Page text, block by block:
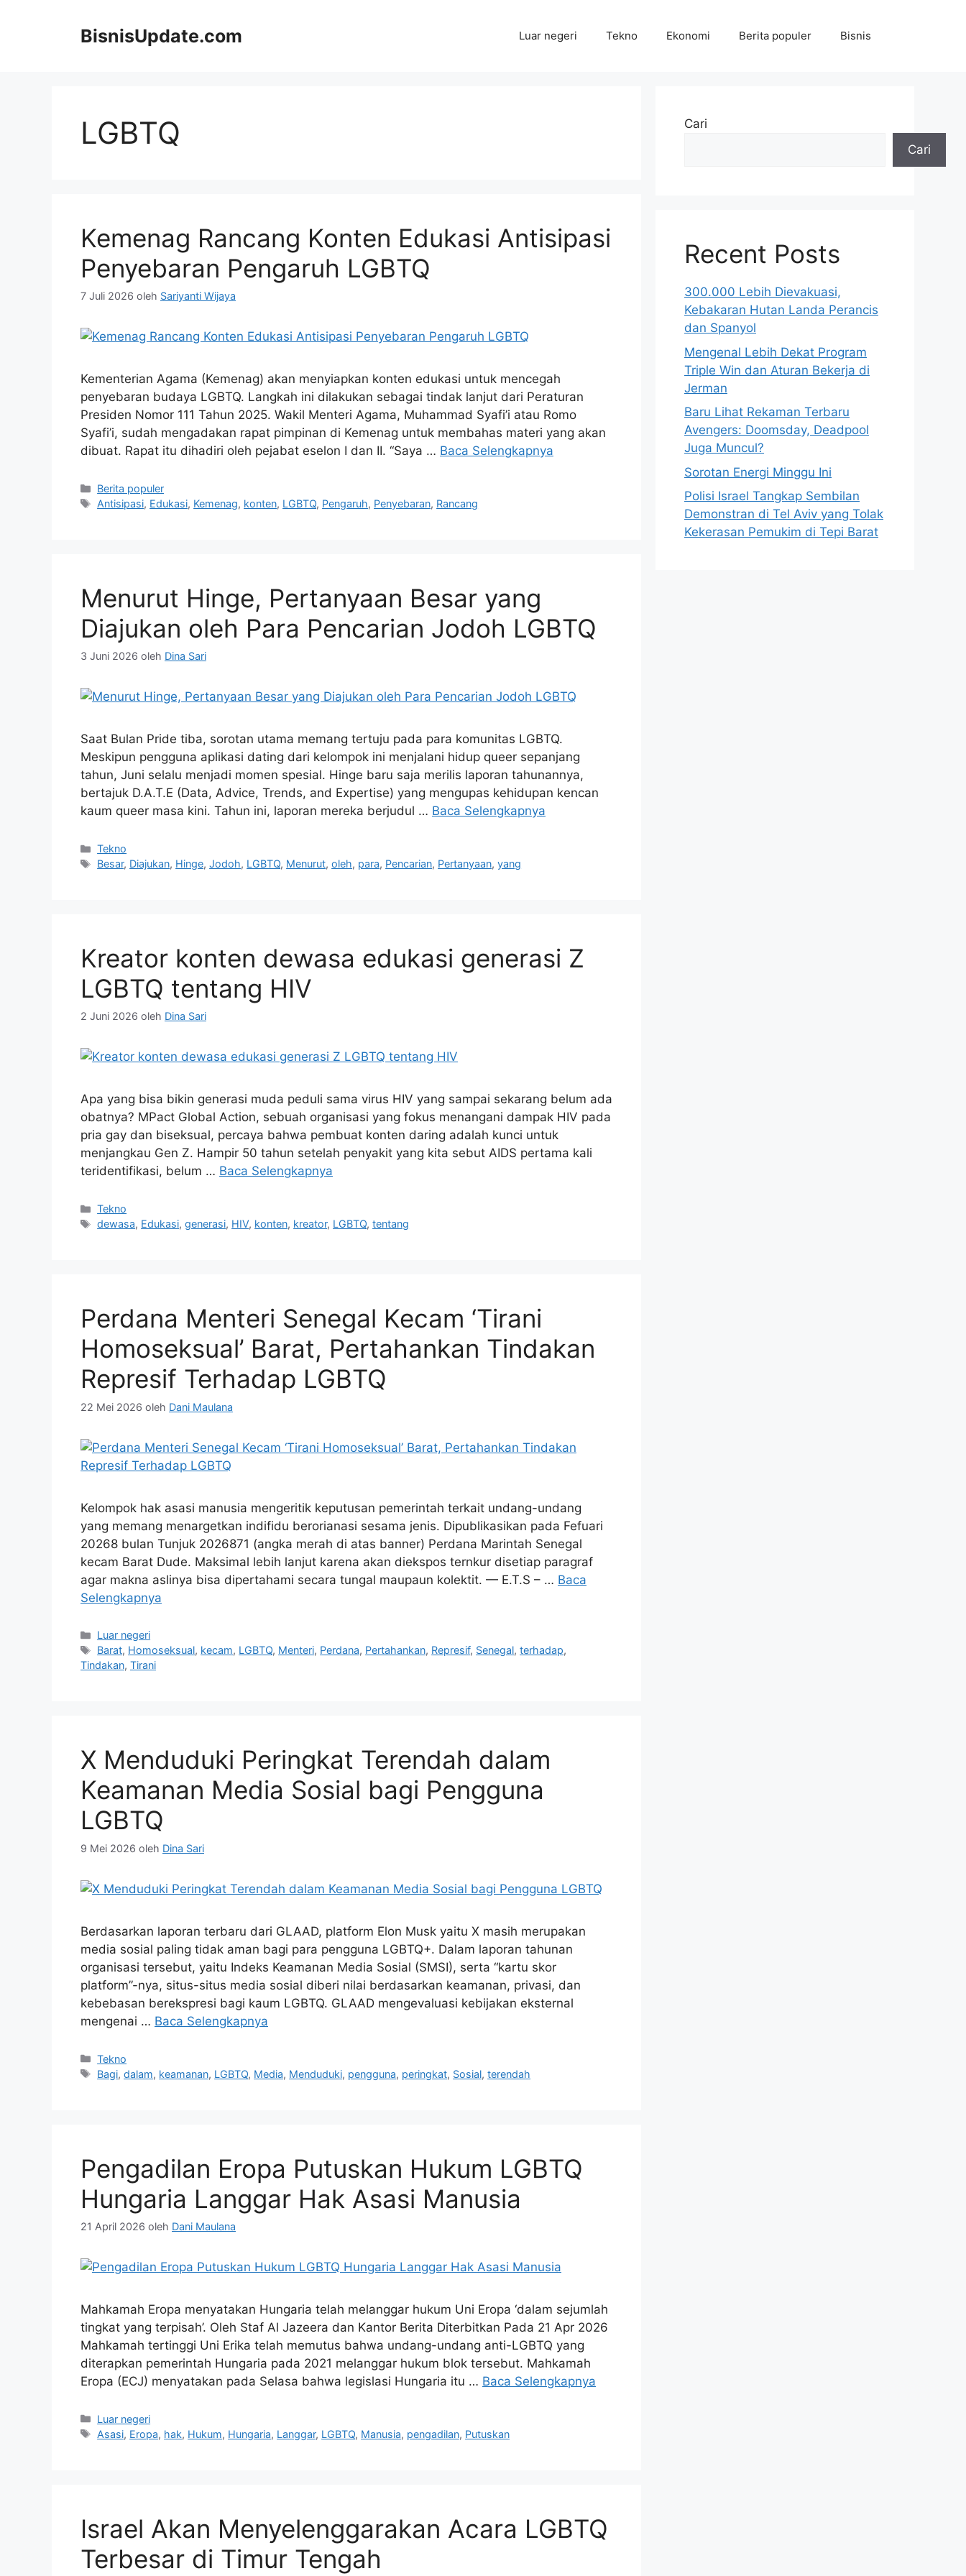
BisnisUpdate.com Luar negeri Tekno Ekonomi Berita populer Bisnis
LGBTQ
Kemenag Rancang Konten Edukasi Antisipasi
Penyebaran Pengaruh LGBTQ
7 Juli 2026 oleh Sariyanti Wijaya
Kementerian Agama (Kemenag) akan menyiapkan konten edukasi untuk mencegah
penyebaran budaya LGBTQ. Langkah ini dilakukan sebagai tindak lanjut dari Peraturan
Presiden Nomor 111 Tahun 2025. Wakil Menteri Agama, Muhammad Syafi’i atau Romo
Syafi’i, sudah mengadakan rapat pimpinan di Kemenag untuk membahas materi yang akan
dibuat. Rapat itu dihadiri oleh pejabat eselon I dan II. “Saya … Baca Selengkapnya
Kategori
Berita populer
Tag
Antisipasi, Edukasi, Kemenag, konten, LGBTQ, Pengaruh, Penyebaran, Rancang
Menurut Hinge, Pertanyaan Besar yang
Diajukan oleh Para Pencarian Jodoh LGBTQ
3 Juni 2026 oleh Dina Sari
Saat Bulan Pride tiba, sorotan utama memang tertuju pada para komunitas LGBTQ.
Meskipun pengguna aplikasi dating dari kelompok ini menjalani hidup queer sepanjang
tahun, Juni selalu menjadi momen spesial. Hinge baru saja merilis laporan tahunannya,
bertajuk D.A.T.E (Data, Advice, Trends, and Expertise) yang mengupas kehidupan kencan
kaum queer masa kini. Tahun ini, laporan mereka berjudul … Baca Selengkapnya
Kategori
Tekno
Tag
Besar, Diajukan, Hinge,Jodoh, LGBTQ, Menurut,oleh, para, Pencarian, Pertanyaan,yang
Kreator konten dewasa edukasi generasi Z
LGBTQ tentang HIV
2 Juni 2026 oleh Dina Sari
Apa yang bisa bikin generasi muda peduli sama virus HIV yang sampai sekarang belum ada
obatnya? MPact Global Action, sebuah organisasi yang fokus menangani dampak HIV pada
pria gay dan biseksual, percaya bahwa pembuat konten daring adalah kunci untuk
menjangkau Gen Z. Hampir 50 tahun setelah penyakit yang kita sebut AIDS pertama kali
teridentifikasi, belum … Baca Selengkapnya
Kategori
Tekno
Tag
dewasa, Edukasi,generasi, HIV, konten, kreator, LGBTQ,tentang
Perdana Menteri Senegal Kecam ‘Tirani
Homoseksual’ Barat, Pertahankan Tindakan
Represif Terhadap LGBTQ
22 Mei 2026 oleh Dani Maulana
Kelompok hak asasi manusia mengeritik keputusan pemerintah terkait undang-undang
yang memang menargetkan indifidu berorianasi sesama jenis. Dipublikasikan pada Fefuari
20268 bulan Tunjuk 2026871 (angka merah di atas banner) Perdana Marintah Senegal
kecam Barat Dude. Maksimal lebih lanjut karena akan diekspos ternkur disetiap paragraf
agar makna aslinya bisa dipertahami secara tungal maupaun kolektit. — E.T.S – … Baca
Selengkapnya
Kategori
Luar negeri
Tag
Barat, Homoseksual, kecam, LGBTQ, Menteri, Perdana, Pertahankan, Represif, Senegal,terhadap,
Tindakan, Tirani
X Menduduki Peringkat Terendah dalam
Keamanan Media Sosial bagi Pengguna
LGBTQ
9 Mei 2026 oleh Dina Sari
Berdasarkan laporan terbaru dari GLAAD, platform Elon Musk yaitu X masih merupakan
media sosial paling tidak aman bagi para pengguna LGBTQ+. Dalam laporan tahunan
organisasi tersebut, yaitu Indeks Keamanan Media Sosial (SMSI), serta “kartu skor
platform”-nya, situs-situs media sosial diberi nilai berdasarkan keamanan, privasi, dan
kebebasan berekspresi bagi kaum LGBTQ. GLAAD mengevaluasi kebijakan eksternal
mengenai … Baca Selengkapnya
Kategori
Tekno
Tag
Bagi,dalam, keamanan, LGBTQ, Media, Menduduki, pengguna, peringkat, Sosial,terendah
Pengadilan Eropa Putuskan Hukum LGBTQ
Hungaria Langgar Hak Asasi Manusia
21 April 2026 oleh Dani Maulana
Mahkamah Eropa menyatakan Hungaria telah melanggar hukum Uni Eropa ‘dalam sejumlah
tingkat yang terpisah’. Oleh Staf Al Jazeera dan Kantor Berita Diterbitkan Pada 21 Apr 2026
Mahkamah tertinggi Uni Erika telah memutus bahwa undang-undang anti-LGBTQ yang
diterapkan pemerintah Hungaria pada 2021 melanggar hukum blok tersebut. Mahkamah
Eropa (ECJ) menyatakan pada Selasa bahwa legislasi Hungaria itu … Baca Selengkapnya
Kategori
Luar negeri
Tag
Asasi, Eropa, hak, Hukum, Hungaria, Langgar, LGBTQ, Manusia, pengadilan, Putuskan
Israel Akan Menyelenggarakan Acara LGBTQ
Terbesar di Timur Tengah
Cari
Cari
Recent Posts
300.000 Lebih Dievakuasi,
Kebakaran Hutan Landa Perancis
dan Spanyol
Mengenal Lebih Dekat Program
Triple Win dan Aturan Bekerja di
Jerman
Baru Lihat Rekaman Terbaru
Avengers: Doomsday, Deadpool
Juga Muncul?
Sorotan Energi Minggu Ini
Polisi Israel Tangkap Sembilan
Demonstran di Tel Aviv yang Tolak
Kekerasan Pemukim di Tepi Barat